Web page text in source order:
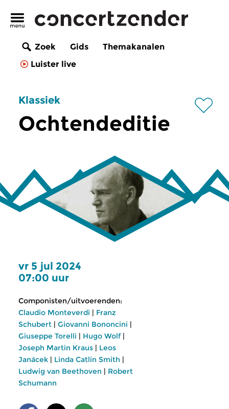
Zoek Gids
Themakanalen
Luister live
Klassiek
Ochtendeditie
vr 5 jul 2024
07:00 uur
Componisten/uitvoerenden:
Claudio Monteverdi | Franz
Schubert | Giovanni Bononcini |
Giuseppe Torelli | Hugo Wolf|
Joseph Martin Kraus | Leos
Janácek | Linda Catlin Smith |
Ludwig van Beethoven | Robert
Schumann